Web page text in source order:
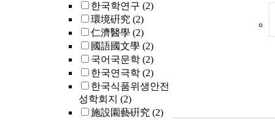
한국학연구 (2)
環境硏究 (2)
仁濟醫學 (2)
國語國文學 (2)
국어국문학 (2)
한국연극학 (2)
한국식품위생안전
성학회지 (2)
施設園藝硏究 (2)
를 근거
를 할 수